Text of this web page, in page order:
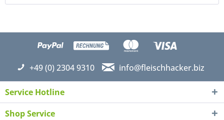
+49 (0) 2304 9310 info@fleischhacker.biz
Service Hotline
Shop Service